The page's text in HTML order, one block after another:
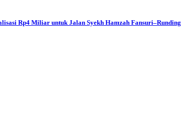
Rp4 Miliar untuk Jalan Syekh Hamzah Fansuri–Runding